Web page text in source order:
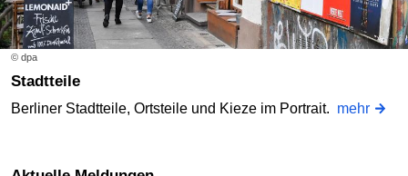
© dpa
Stadtteile
Berliner Stadtteile, Ortsteile und Kieze im Portrait. mehr